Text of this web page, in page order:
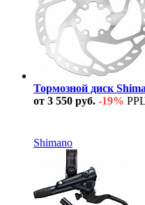
Тормозной диск
от 3 550 руб. -19%
Shimano